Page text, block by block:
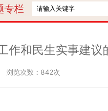
专栏
作和民生实事建议
浏览次数： 842次